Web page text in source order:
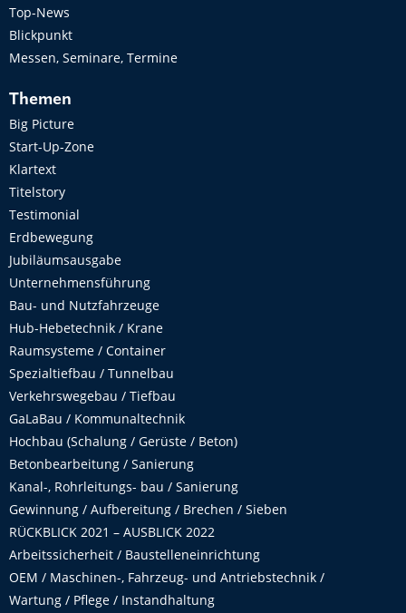
Top-News
Blickpunkt
Messen, Seminare, Termine
Themen
Big Picture
Start-Up-Zone
Klartext
Titelstory
Testimonial
Erdbewegung
Jubiläumsausgabe
Unternehmensführung
Bau- und Nutzfahrzeuge
Hub-Hebetechnik / Krane
Raumsysteme / Container
Spezialtiefbau / Tunnelbau
Verkehrswegebau / Tiefbau
GaLaBau / Kommunaltechnik
Hochbau (Schalung / Gerüste / Beton)
Betonbearbeitung / Sanierung
Kanal-, Rohrleitungs- bau / Sanierung
Gewinnung / Aufbereitung / Brechen / Sieben
RÜCKBLICK 2021 – AUSBLICK 2022
Arbeitssicherheit / Baustelleneinrichtung
OEM / Maschinen-, Fahrzeug- und Antriebstechnik /
Wartung / Pflege / Instandhaltung